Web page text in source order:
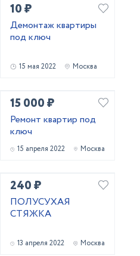
10 ₽
Демонтаж квартиры
под ключ
15 мая 2022 Москва
15 000 ₽
Ремонт квартир под
ключ
15 апреля 2022 Москва
240 ₽
ПОЛУСУХАЯ
СТЯЖКА
13 апреля 2022 Москва